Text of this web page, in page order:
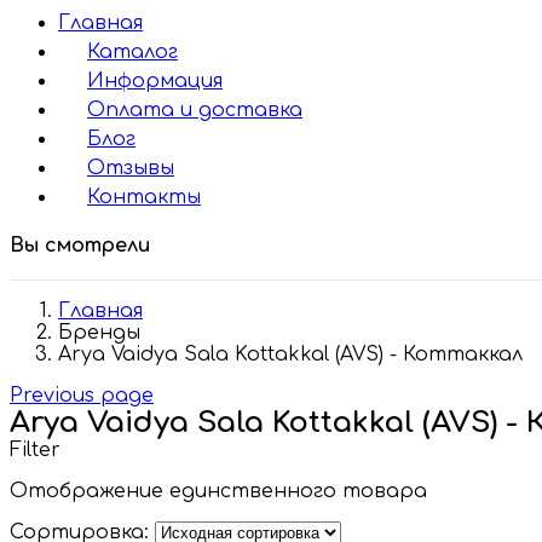
Главная
Каталог
Информация
Оплата и доставка
Блог
Отзывы
Контакты
Вы смотрели
Главная
Бренды
Arya Vaidya Sala Kottakkal (AVS) - Коттаккал
Previous page
Arya Vaidya Sala Kottakkal (AVS) -
Filter
Отображение единственного товара
Сортировка: